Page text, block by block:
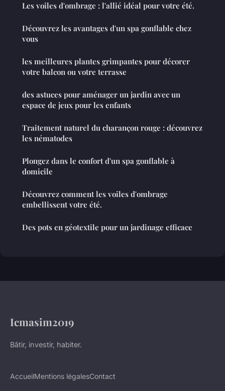
Les voiles d'ombrage : l'allié idéal pour votre été.
Découvrez les avantages d'un spa gonflable chez
vous
les meilleures plantes grimpantes pour décorer
votre balcon ou votre terrasse
des astuces pour aménager un jardin avec un
espace de jeux pour les enfants
Traitement naturel du charançon rouge : découvrez
les nématodes
Plongez dans le confort d'un spa gonflable à
domicile
Découvrez comment les voiles d'ombrage
embellissent votre été.
Des pots en géotextile pour un jardinage efficace
Icmasim2019
Bâtir, investir, habiter.
AccueilMentions légalesContact